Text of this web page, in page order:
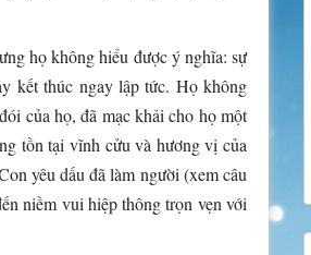
họ không hiểu được ý nghĩa: sự
kết thúc ngay lập tức. Họ không
của họ, đã mạc khải cho họ một
tồn tại vĩnh cửu và hương vị của
yêu dấu đã làm người (xem câu
niềm vui hiệp thông trọn vẹn với